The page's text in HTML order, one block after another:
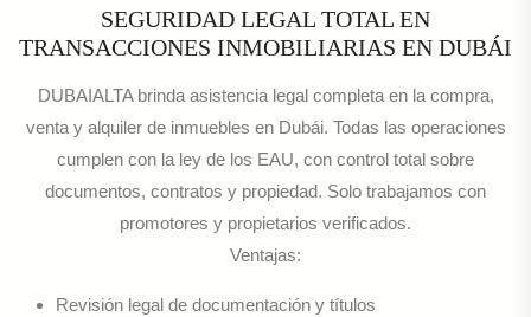
SEGURIDAD LEGAL TOTAL EN
TRANSACCIONES INMOBILIARIAS EN DUBÁI
DUBAIALTA brinda asistencia legal completa en la compra,
venta y alquiler de inmuebles en Dubái. Todas las operaciones
cumplen con la ley de los EAU, con control total sobre
documentos, contratos y propiedad. Solo trabajamos con
promotores y propietarios verificados.
Ventajas:
Revisión legal de documentación y títulos